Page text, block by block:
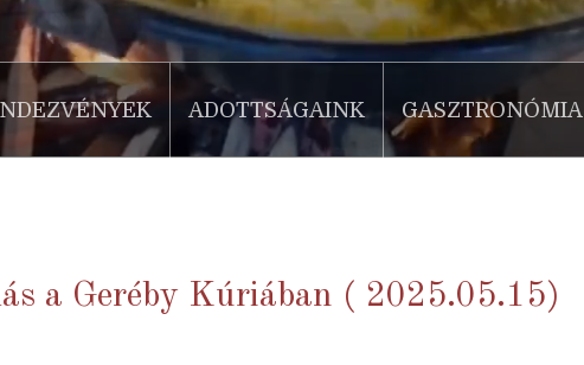
ADOTTSÁGAINK GASZTRONÓMIA
a Geréby Kúriában ( 2025.05.15)